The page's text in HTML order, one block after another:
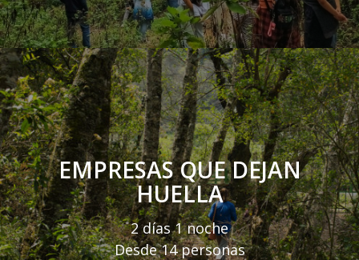
EMPRESAS QUE DEJAN
HUELLA
2 días 1 noche
Desde 14 personas